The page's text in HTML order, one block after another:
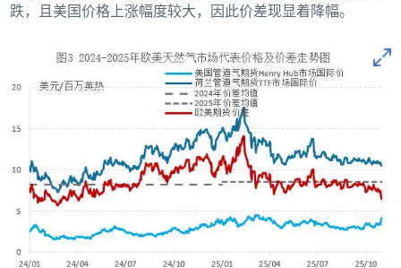
跌，且美国价格上涨幅度较大，因此价差现显着降幅。